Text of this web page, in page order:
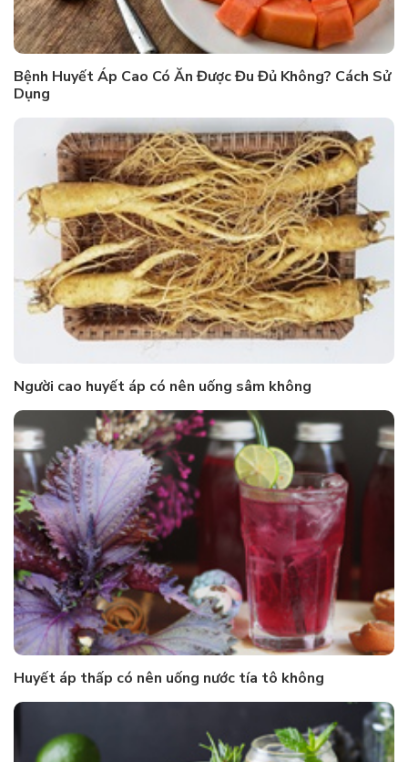
Bệnh Huyết Áp Cao Có Ăn Được Đu Đủ Không? Cách Sử
Dụng
Người cao huyết áp có nên uống sâm không
Huyết áp thấp có nên uống nước tía tô không